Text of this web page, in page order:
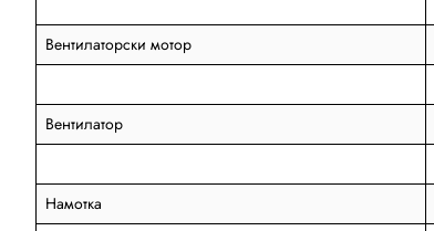
Вентилаторски мотор
Вентилатор
Намотка